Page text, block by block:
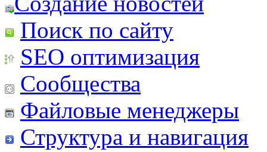
Поиск по сайту
SEO оптимизация
Сообщества
Файловые менеджеры
Структура и навигация